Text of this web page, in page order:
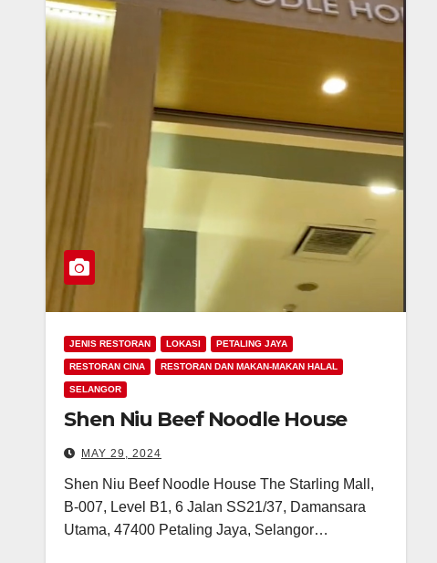
JENIS RESTORAN LOKASI PETALING JAYA
RESTORAN CINA RESTORAN DAN MAKAN-MAKAN HALAL
SELANGOR
Shen Niu Beef Noodle House
MAY 29, 2024
Shen Niu Beef Noodle House The Starling Mall,
B-007, Level B1, 6 Jalan SS21/37, Damansara
Utama, 47400 Petaling Jaya, Selangor…